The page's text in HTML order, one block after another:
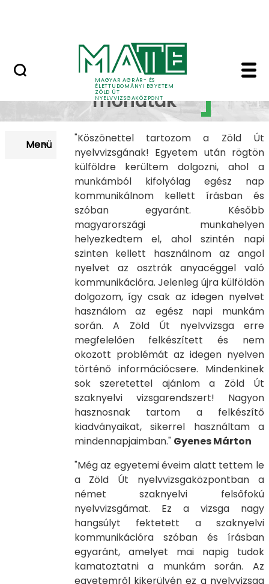
MAGYAR AGRÁR- ÉS
ÉLETTUDOMÁNYI EGYETEM
ZÖLD ÚT
NYELVVIZSGAKÖZPONT
Vizsgázóink
Vizsgázóink
mondták
Menü
"Köszönettel tartozom a Zöld Út
nyelvvizsgának! Egyetem után rögtön
külföldre kerültem dolgozni, ahol a
munkámból kifolyólag egész nap
kommunikálnom kellett írásban és
szóban egyaránt. Később
magyarországi munkahelyen
helyezkedtem el, ahol szintén napi
szinten kellett használnom az angol
nyelvet az osztrák anyacéggel való
kommunikációra. Jelenleg újra külföldön
dolgozom, így csak az idegen nyelvet
használom az egész napi munkám
során. A Zöld Út nyelvvizsga erre
megfelelően felkészített és nem
okozott problémát az idegen nyelven
történő információcsere. Mindenkinek
sok szeretettel ajánlom a Zöld Út
szaknyelvi vizsgarendszert! Nagyon
hasznosnak tartom a felkészítő
kiadványaikat, sikerrel használtam a
mindennapjaimban." Gyenes Márton
"Még az egyetemi éveim alatt tettem le
a Zöld Út nyelvvizsgaközpontban a
német szaknyelvi felsőfokú
nyelvvizsgámat. Ez a vizsga nagy
hangsúlyt fektetett a szaknyelvi
kommunikációra szóban és írásban
egyaránt, amelyet mai napig tudok
kamatoztatni a munkám során. Az
egyetemről kikerülvén ez a nyelvvizsga